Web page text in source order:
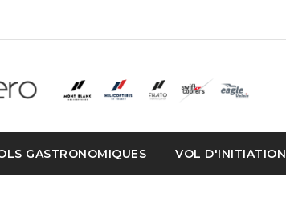
GASTRONOMIQUES VOL D'INITIATION